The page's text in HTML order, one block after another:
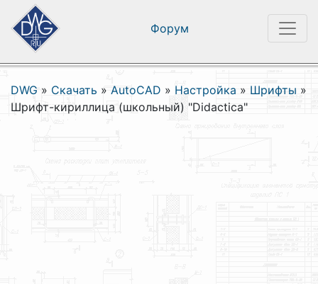
Форум
DWG » Скачать » AutoCAD » Настройка » Шрифты »
Шрифт-кириллица (школьный) "Didactica"